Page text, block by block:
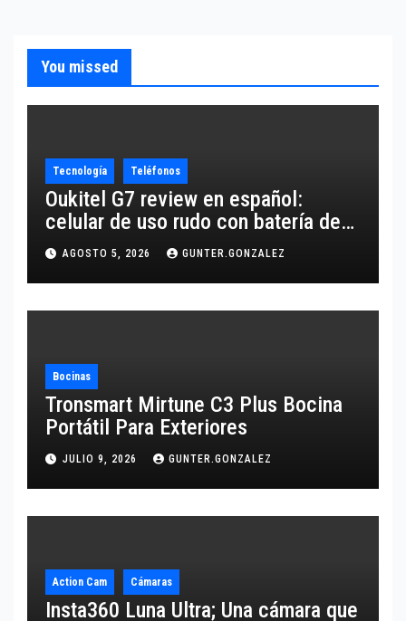
You missed
Tecnología Teléfonos
Oukitel G7 review en español:
celular de uso rudo con batería de
10,600 mAh
AGOSTO 5, 2026 GUNTER.GONZALEZ
Bocinas
Tronsmart Mirtune C3 Plus Bocina
Portátil Para Exteriores
JULIO 9, 2026 GUNTER.GONZALEZ
Action Cam Cámaras
Insta360 Luna Ultra; Una cámara que